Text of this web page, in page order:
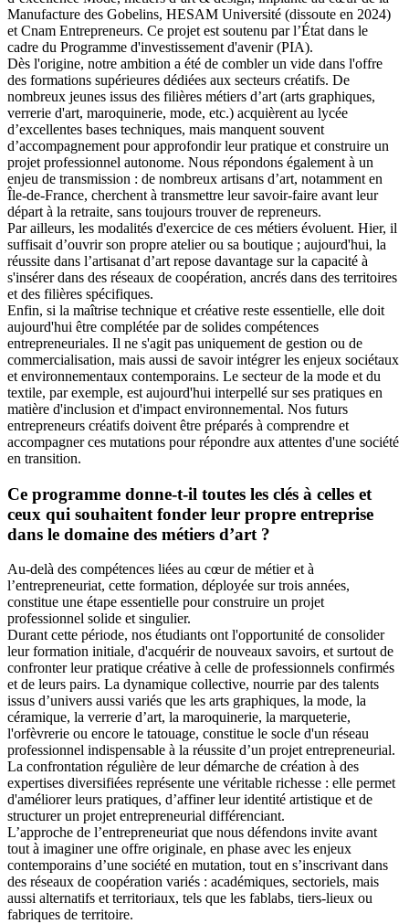
Manufacture des Gobelins, HESAM Université (dissoute en 2024)
et Cnam Entrepreneurs. Ce projet est soutenu par l’État dans le
cadre du Programme d'investissement d'avenir (PIA).
Dès l'origine, notre ambition a été de combler un vide dans l'offre
des formations supérieures dédiées aux secteurs créatifs. De
nombreux jeunes issus des filières métiers d’art (arts graphiques,
verrerie d'art, maroquinerie, mode, etc.) acquièrent au lycée
d’excellentes bases techniques, mais manquent souvent
d’accompagnement pour approfondir leur pratique et construire un
projet professionnel autonome. Nous répondons également à un
enjeu de transmission : de nombreux artisans d’art, notamment en
Île-de-France, cherchent à transmettre leur savoir-faire avant leur
départ à la retraite, sans toujours trouver de repreneurs.
Par ailleurs, les modalités d'exercice de ces métiers évoluent. Hier, il
suffisait d’ouvrir son propre atelier ou sa boutique ; aujourd'hui, la
réussite dans l’artisanat d’art repose davantage sur la capacité à
s'insérer dans des réseaux de coopération, ancrés dans des territoires
et des filières spécifiques.
Enfin, si la maîtrise technique et créative reste essentielle, elle doit
aujourd'hui être complétée par de solides compétences
entrepreneuriales. Il ne s'agit pas uniquement de gestion ou de
commercialisation, mais aussi de savoir intégrer les enjeux sociétaux
et environnementaux contemporains. Le secteur de la mode et du
textile, par exemple, est aujourd'hui interpellé sur ses pratiques en
matière d'inclusion et d'impact environnemental. Nos futurs
entrepreneurs créatifs doivent être préparés à comprendre et
accompagner ces mutations pour répondre aux attentes d'une société
en transition.
Ce programme donne-t-il toutes les clés à celles et
ceux qui souhaitent fonder leur propre entreprise
dans le domaine des métiers d’art ?
Au-delà des compétences liées au cœur de métier et à
l’entrepreneuriat, cette formation, déployée sur trois années,
constitue une étape essentielle pour construire un projet
professionnel solide et singulier.
Durant cette période, nos étudiants ont l'opportunité de consolider
leur formation initiale, d'acquérir de nouveaux savoirs, et surtout de
confronter leur pratique créative à celle de professionnels confirmés
et de leurs pairs. La dynamique collective, nourrie par des talents
issus d’univers aussi variés que les arts graphiques, la mode, la
céramique, la verrerie d’art, la maroquinerie, la marqueterie,
l'orfèvrerie ou encore le tatouage, constitue le socle d'un réseau
professionnel indispensable à la réussite d’un projet entrepreneurial.
La confrontation régulière de leur démarche de création à des
expertises diversifiées représente une véritable richesse : elle permet
d'améliorer leurs pratiques, d’affiner leur identité artistique et de
structurer un projet entrepreneurial différenciant.
L’approche de l’entrepreneuriat que nous défendons invite avant
tout à imaginer une offre originale, en phase avec les enjeux
contemporains d’une société en mutation, tout en s’inscrivant dans
des réseaux de coopération variés : académiques, sectoriels, mais
aussi alternatifs et territoriaux, tels que les fablabs, tiers-lieux ou
fabriques de territoire.